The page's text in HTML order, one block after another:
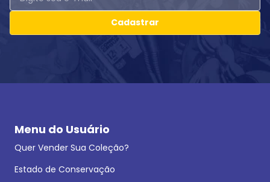
Cadastrar
Menu do Usuário
Quer Vender Sua Coleção?
Estado de Conservação